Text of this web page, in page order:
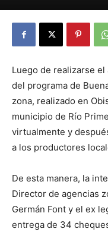
Luego de realizarse
del programa de
zona, realizado en
municipio de Río
virtualmente y
a los productores
De esta manera, la
Director de agencias
Germán Font y el ex
entrega de 34